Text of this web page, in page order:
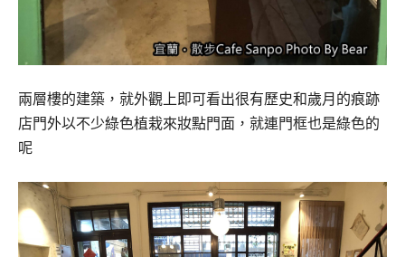
兩層樓的建築，就外觀上即可看出很有歷史和歲月的痕跡
店門外以不少綠色植栽來妝點門面，就連門框也是綠色的
呢